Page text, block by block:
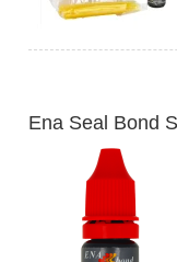
Ena Seal Bond